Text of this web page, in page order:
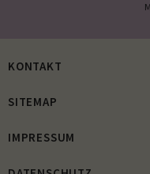
KONTAKT
SITEMAP
IMPRESSUM